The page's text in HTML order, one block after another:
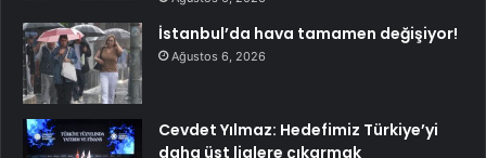
İstanbul’da hava tamamen değişiyor!
Ağustos 6, 2026
Cevdet Yılmaz: Hedefimiz Türkiye’yi
daha üst liglere çıkarmak